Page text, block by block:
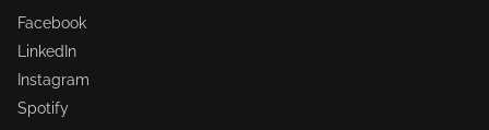
Facebook
LinkedIn
Instagram
Spotify